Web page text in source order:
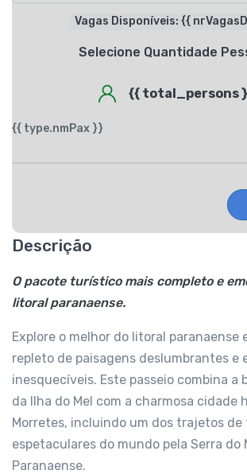
Vagas Disponíveis: {{
Selecione Quantidade
{{ total_persons
{{ type.nmPax }}
Descrição
O pacote turístico mais completo e
litoral paranaense.
Explore o melhor do litoral paranaense
repleto de paisagens deslumbrantes e
inesquecíveis. Este passeio combina a
da Ilha do Mel com a charmosa cidade
Morretes, incluindo um dos trajetos de
espetaculares do mundo pela Serra do
Paranaense.